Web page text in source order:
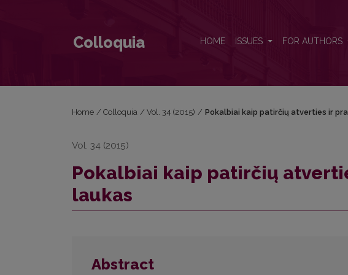
Colloquia HOME ISSUES FOR AUTHORS
Home / Colloquia / Vol. 34 (2015) / Pokalbiai kaip patirčių atverties ir
Vol. 34 (2015)
Pokalbiai kaip patirčių
laukas
Abstract